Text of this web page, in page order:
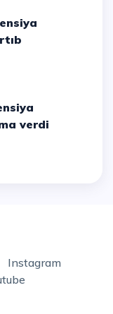
verdi
Instagram